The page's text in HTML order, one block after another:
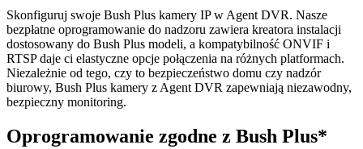
Skonfiguruj swoje Bush Plus kamery IP w Agent DVR. Nasze
bezpłatne oprogramowanie do nadzoru zawiera kreatora instalacji
dostosowany do Bush Plus modeli, a kompatybilność ONVIF i
RTSP daje ci elastyczne opcje połączenia na różnych platformach.
Niezależnie od tego, czy to bezpieczeństwo domu czy nadzór
biurowy, Bush Plus kamery z Agent DVR zapewniają niezawodny,
bezpieczny monitoring.
Oprogramowanie zgodne z Bush Plus*